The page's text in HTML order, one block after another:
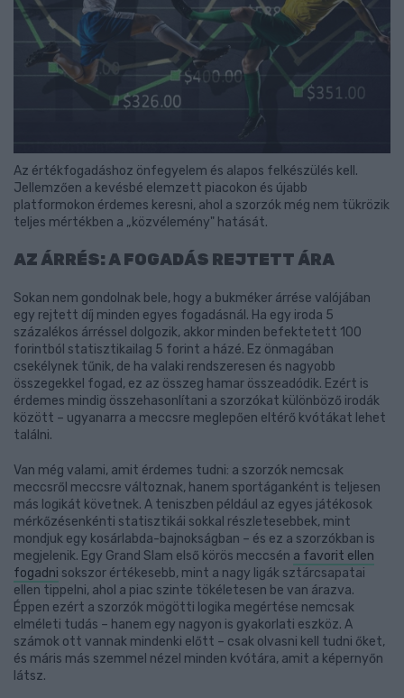
Az értékfogadáshoz önfegyelem és alapos felkészülés kell.
Jellemzően a kevésbé elemzett piacokon és újabb
platformokon érdemes keresni, ahol a szorzók még nem tükrözik
teljes mértékben a „közvélemény" hatását.
AZ ÁRRÉS: A FOGADÁS REJTETT ÁRA
Sokan nem gondolnak bele, hogy a bukméker árrése valójában
egy rejtett díj minden egyes fogadásnál. Ha egy iroda 5
százalékos árréssel dolgozik, akkor minden befektetett 100
forintból statisztikailag 5 forint a házé. Ez önmagában
csekélynek tűnik, de ha valaki rendszeresen és nagyobb
összegekkel fogad, ez az összeg hamar összeadódik. Ezért is
érdemes mindig összehasonlítani a szorzókat különböző irodák
között – ugyanarra a meccsre meglepően eltérő kvótákat lehet
találni.
Van még valami, amit érdemes tudni: a szorzók nemcsak
meccsről meccsre változnak, hanem sportáganként is teljesen
más logikát követnek. A teniszben például az egyes játékosok
mérkőzésenkénti statisztikái sokkal részletesebbek, mint
mondjuk egy kosárlabda-bajnokságban – és ez a szorzókban is
megjelenik. Egy Grand Slam első körös meccsén a favorit ellen
fogadni sokszor értékesebb, mint a nagy ligák sztárcsapatai
ellen tippelni, ahol a piac szinte tökéletesen be van árazva.
Éppen ezért a szorzók mögötti logika megértése nemcsak
elméleti tudás – hanem egy nagyon is gyakorlati eszköz. A
számok ott vannak mindenki előtt – csak olvasni kell tudni őket,
és máris más szemmel nézel minden kvótára, amit a képernyőn
látsz.